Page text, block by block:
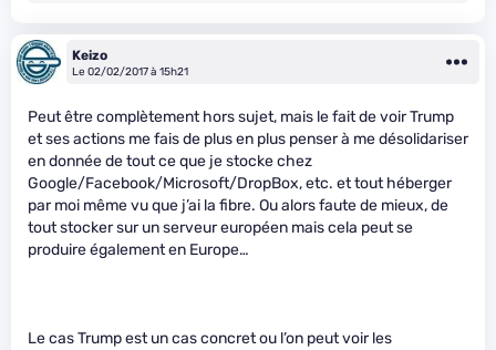
Keizo
Le 02/02/2017 à 15h21
Peut être complètement hors sujet, mais le fait de voir Trump
et ses actions me fais de plus en plus penser à me désolidariser
en donnée de tout ce que je stocke chez
Google/Facebook/Microsoft/DropBox, etc. et tout héberger
par moi même vu que j’ai la fibre. Ou alors faute de mieux, de
tout stocker sur un serveur européen mais cela peut se
produire également en Europe…
Le cas Trump est un cas concret ou l’on peut voir les